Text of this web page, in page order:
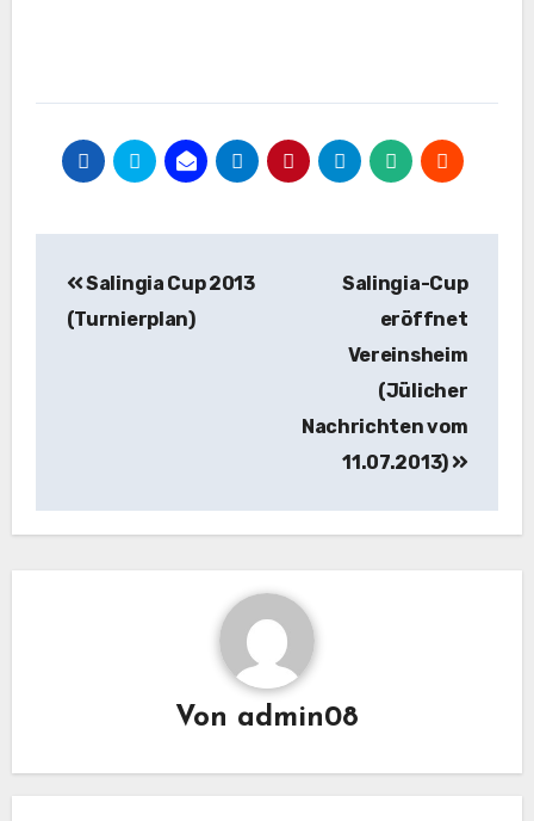
Salingia Cup 2013
(Turnierplan)
Salingia-Cup
eröffnet
Vereinsheim
(Jülicher
Nachrichten vom
11.07.2013)
Von admin08